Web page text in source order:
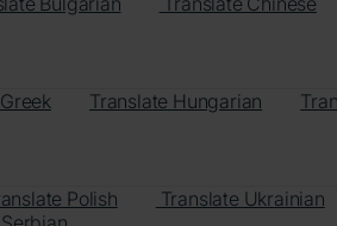
Translate Hungarian
Polish Translate Ukrainian